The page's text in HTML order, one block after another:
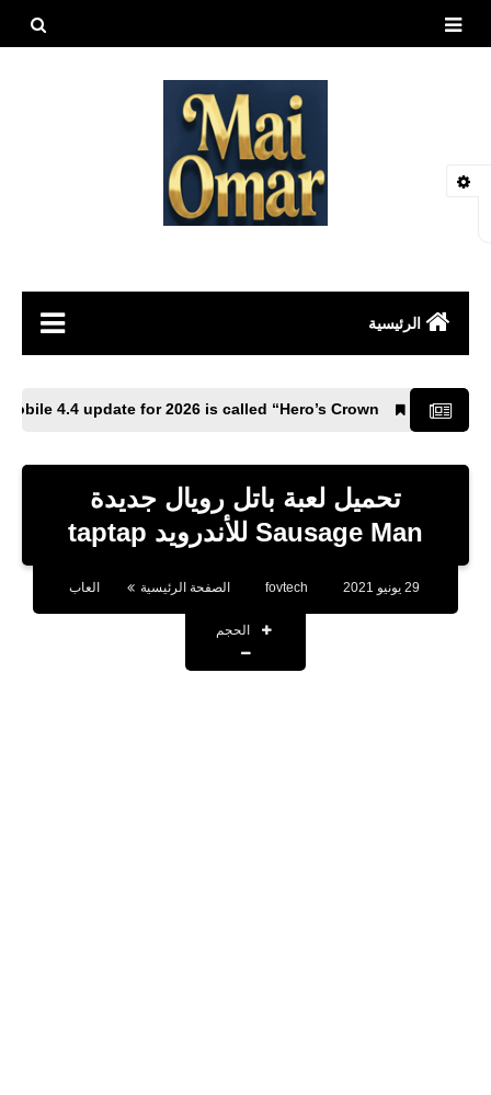
الرئيسية
طيور وحيوانات
تطبيقات
PUBG Mobile 4.4 update for 2026 is called “Hero’s Crown”.
تحميل لعبة باتل رويال جديدة
Sausage Man‏ للأندرويد taptap
fovtech الصفحة الرئيسية العاب
الحجم